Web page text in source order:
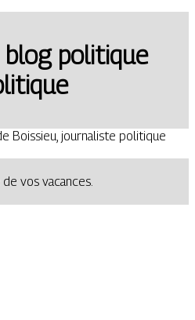
politique
Boissieu, journaliste politique
vos vacances.